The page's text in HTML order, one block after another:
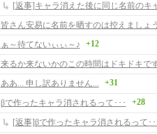
[返事]キャラ消えた後に同じ名前のキ
皆さん安易に名前を晒すのは控えましょ
ぁ～待てないぃぃ～♪
+12
来るか来ないかのこの時間はドキドキで
ああ... 申し訳ありません...
+31
βで作ったキャラ消されるって･･･ +28
[返事]βで作ったキャラ消されるって･･